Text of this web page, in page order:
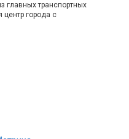
главных транспортных
города с